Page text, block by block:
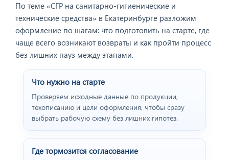
По теме «СГР на санитарно‑гигиенические и
технические средства» в Екатеринбурге разложим
оформление по шагам: что подготовить на старте, где
чаще всего возникают возвраты и как пройти процесс
без лишних пауз между этапами.
Что нужно на старте
Проверяем исходные данные по продукции,
техописанию и цели оформления, чтобы сразу
выбрать рабочую схему без лишних гипотез.
Где тормозится согласование